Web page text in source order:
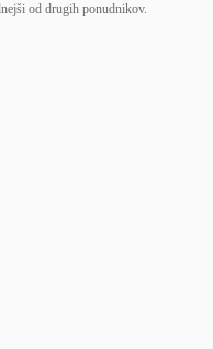
od drugih ponudnikov.